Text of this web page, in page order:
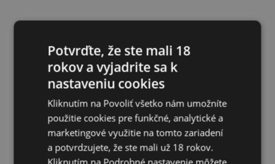
Potvrďte, že ste mali 18
rokov a vyjadrite sa k
nastaveniu cookies
Kliknutím na Povoliť všetko nám umožníte
použitie cookies pre funkčné, analytické a
marketingové využitie na tomto zariadení
a potvrdzujete, že ste mali už 18 rokov.